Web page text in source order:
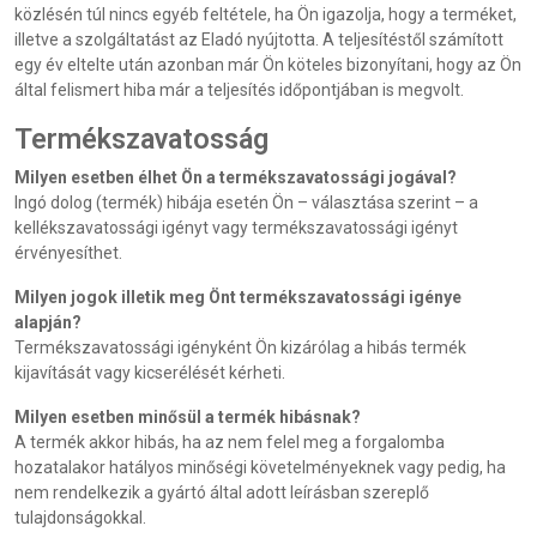
közlésén túl nincs egyéb feltétele, ha Ön igazolja, hogy a terméket,
illetve a szolgáltatást az Eladó nyújtotta. A teljesítéstől számított
egy év eltelte után azonban már Ön köteles bizonyítani, hogy az Ön
által felismert hiba már a teljesítés időpontjában is megvolt.
Termékszavatosság
Milyen esetben élhet Ön a termékszavatossági jogával?
Ingó dolog (termék) hibája esetén Ön – választása szerint – a
kellékszavatossági igényt vagy termékszavatossági igényt
érvényesíthet.
Milyen jogok illetik meg Önt termékszavatossági igénye
alapján?
Termékszavatossági igényként Ön kizárólag a hibás termék
kijavítását vagy kicserélését kérheti.
Milyen esetben minősül a termék hibásnak?
A termék akkor hibás, ha az nem felel meg a forgalomba
hozatalakor hatályos minőségi követelményeknek vagy pedig, ha
nem rendelkezik a gyártó által adott leírásban szereplő
tulajdonságokkal.